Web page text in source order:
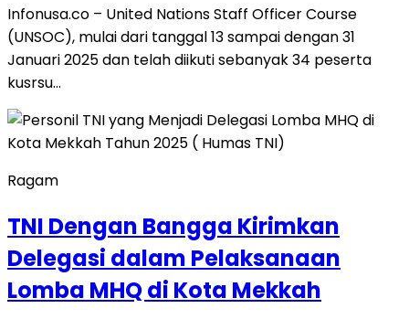
Infonusa.co – United Nations Staff Officer Course
(UNSOC), mulai dari tanggal 13 sampai dengan 31
Januari 2025 dan telah diikuti sebanyak 34 peserta
kusrsu…
Ragam
TNI Dengan Bangga Kirimkan
Delegasi dalam Pelaksanaan
Lomba MHQ di Kota Mekkah